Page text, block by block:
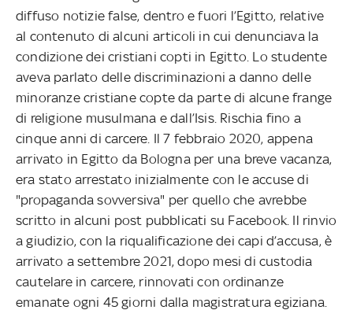
diffuso notizie false, dentro e fuori l’Egitto, relative
al contenuto di alcuni articoli in cui denunciava la
condizione dei cristiani copti in Egitto. Lo studente
aveva parlato delle discriminazioni a danno delle
minoranze cristiane copte da parte di alcune frange
di religione musulmana e dall’Isis. Rischia fino a
cinque anni di carcere. Il 7 febbraio 2020, appena
arrivato in Egitto da Bologna per una breve vacanza,
era stato arrestato inizialmente con le accuse di
"propaganda sovversiva" per quello che avrebbe
scritto in alcuni post pubblicati su Facebook. Il rinvio
a giudizio, con la riqualificazione dei capi d’accusa, è
arrivato a settembre 2021, dopo mesi di custodia
cautelare in carcere, rinnovati con ordinanze
emanate ogni 45 giorni dalla magistratura egiziana.